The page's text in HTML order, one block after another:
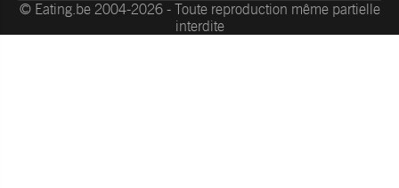
© Eating.be 2004-2026 - Toute reproduction même partielle
interdite